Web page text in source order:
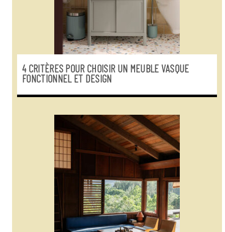
4 CRITÈRES POUR CHOISIR UN MEUBLE VASQUE
FONCTIONNEL ET DESIGN